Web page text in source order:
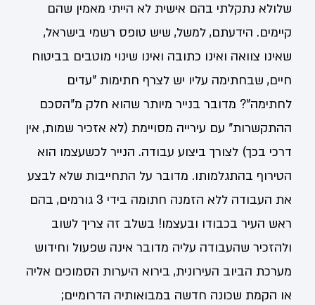
שלולא נתקלתי בהם אישית לא הייתי מאמין שהם
קיימים. הידעתם, למשל, שיש טופס רשמי בישראל,
שאינו צוואה ואינו כתובה ואינו שינוי מוטבים בביטוח
חיים, שבחתימה עליו יש לצרף חתימות "עדים
לחתימה"? מדובר בנייר מיותר שהוא חלק מ"הסכם
ההתקשרות" עם עירייה מסויימת (לא אזכיר שמות, אין
דרכי בכך) לצורך ביצוע עבודה. הנייר לכשעצמו הוא
הטירוף בהתגלמותו. מדובר על התחייבות שלא לבצע
את העבודה ללא הזמנה חתומה בידי 3 גורמים, בהם
ראש העיר בכבודו ובעצמו! בשלב זה צריך לשוב
ולהזכיר שהעבודה עליה מדובר אינה שפעול וחידוש
מערכת הביוב העירונית, בירוא היערות הסמוכים אליה
או הקמת שכונה חדשה במבואותיה הדרומיים;